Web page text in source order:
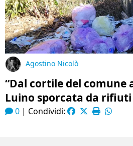
Agostino Nicolò
“Dal cortile del comune
Luino sporcata da rifiuti
0 | Condividi: